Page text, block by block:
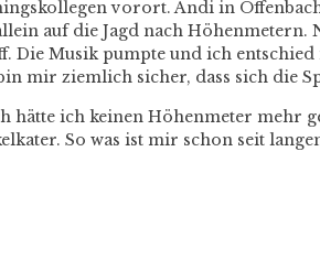
vorort. Andi in
auf die Jagd nach
Die Musik pumpte und ich
mir ziemlich sicher, dass sich die
hätte ich keinen Höhenmeter mehr
So was ist mir schon seit